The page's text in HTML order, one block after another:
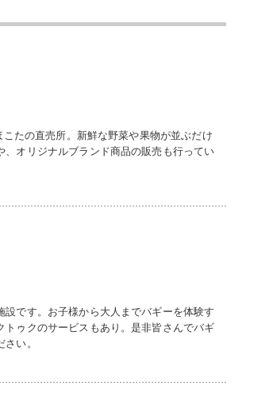
こたの直売所。新鮮な野菜や果物が並ぶだけ
オリジナルブランド商品の販売も行ってい
です。お子様から大人までバギーを体験す
ゥクのサービスもあり。是非皆さんでバギ
い。